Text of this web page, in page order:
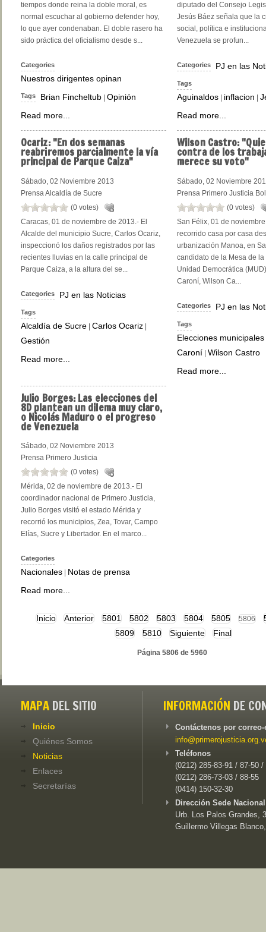
tiempos donde reina la doble moral, es
normal escuchar al gobierno defender hoy,
lo que ayer condenaban. El doble rasero ha
sido práctica del oficialismo desde s...
Categories
Nuestros dirigentes opinan
Tags Brian Fincheltub Opinión
Read more...
diputado del Consejo
Jesús Báez señala que la
social, política e
Venezuela se profun...
Categories PJ en las
Tags
Aguinaldos inflacion |
Read more...
Ocariz:"En dos semanas
reabriremos parcialmente la vía
principal de Parque Caiza"
Sábado, 02 Noviembre 2013
Prensa Alcaldía de Sucre
(0 votes)
Caracas, 01 de noviembre de 2013.- El
Alcalde del municipio Sucre, Carlos Ocariz,
inspeccionó los daños registrados por las
recientes lluvias en la calle principal de
Parque Caiza, a la altura del se...
Categories PJ en las Noticias
Tags
Alcaldía de Sucre | Carlos Ocariz |
Gestión
Read more...
WilsonCastro:
contra de los
merece su voto"
Sábado, 02 Noviembre
Prensa Primero Justicia
(0 votes)
San Félix, 01 de
recorrido casa por casa
urbanización Manoa, en
candidato de la Mesa de la
Unidad Democrática
Caroní, Wilson Ca...
Categories PJ en las
Tags
Elecciones municipales
Caroní |Wilson Castro
Read more...
Julio Borges: Las elecciones del
8D plantean un dilema muy claro,
o Nicolás Maduro o el progreso
de Venezuela
Sábado, 02 Noviembre 2013
Prensa Primero Justicia
(0 votes)
Mérida, 02 de noviembre de 2013.- El
coordinador nacional de Primero Justicia,
Julio Borges visitó el estado Mérida y
recorrió los municipios, Zea, Tovar, Campo
Elías, Sucre y Libertador. En el marco...
Categories
Nacionales
Notas de prensa
Read more...
Inicio Anterior 5801 5802 5803 5804 5805 5806
5809
5810 Siguiente Final
Página 5806 de 5960
MAPA DEL SITIO
Inicio
Quiénes Somos
Noticias
Enlaces
Secretarías
INFORMACIÓN DE
Contáctenos por
Teléfonos
(0212) 285-83-91 / 87-50 /
(0212) 286-73-03 / 88-55
(0414) 150-32-30
Dirección Sede
Urb. Los Palos Grandes,
Guillermo Villegas